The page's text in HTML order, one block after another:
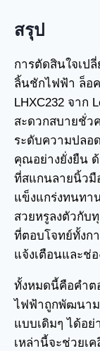
สรุป
การตัดสินใจเป
ลิ้นชักไฟฟ้า ล็อ
LHXC232 จาก
สะดวกสบายชั่ว
ระดับความปลอ
คุณอย่างยั่งยืน ด้
ที่สแกนลายนิ้วมื
แข็งแกร่งทนทา
สวยหรูลงตัวกับ
ที่ตอบโจทย์ทั้งก
แจ้งเตือนและช่
ทั้งหมดนี้คือคำต
ไฟฟ้าถูกพัฒนาม
แบบเดิมๆ ได้อย่
เหล่านี้จะช่วยเ